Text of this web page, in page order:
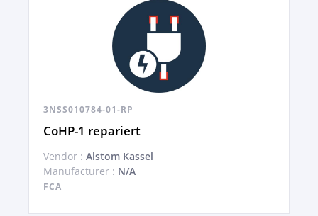
3NSS010784-01-RP
CoHP-1 repariert
Vendor : Alstom Kassel
Manufacturer : N/A
FCA